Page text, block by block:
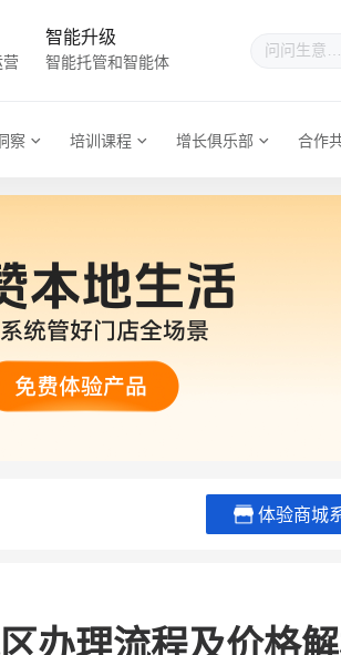
营
智能升级
智能托管和智能体
察 培训课程 增长俱乐部 合作
体验商城
办理流程及价格